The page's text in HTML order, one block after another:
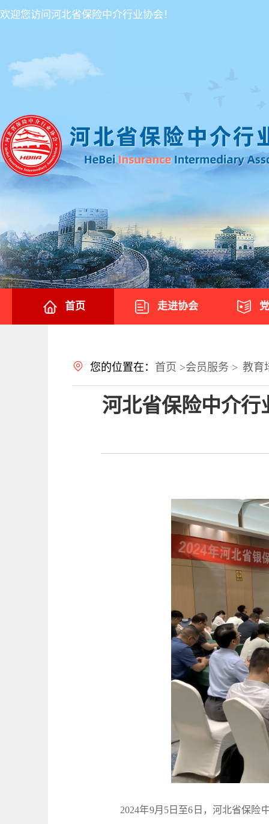
欢迎您访问河北省保险中介行业协会！
首页 走进协会
您的位置在： 首页 >会员服务 > 教育
河北省保险中介行
2024年9月5日至6日，河北省保险中